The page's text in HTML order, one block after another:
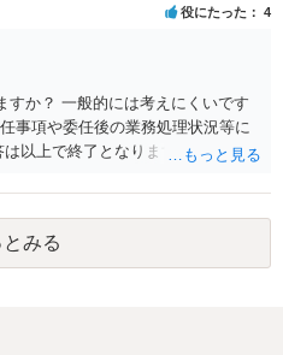
役にたった 4
すか？ 一般的には考えにくいです
事項や委任後の業務処理状況等に
以上で終了となりますが、参考に
とみる